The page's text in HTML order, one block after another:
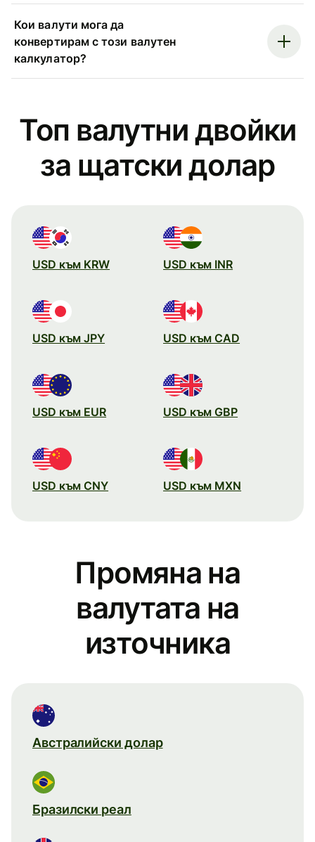
Кои валути мога да
конвертирам с този валутен
калкулатор?
Топ валутни двойки
за щатски долар
USD към KRW USD към INR
USD към JPY USD към CAD
USD към EUR USD към GBP
USD към CNY USD към MXN
Промяна на
валутата на
източника
Австралийски долар
Бразилски реал